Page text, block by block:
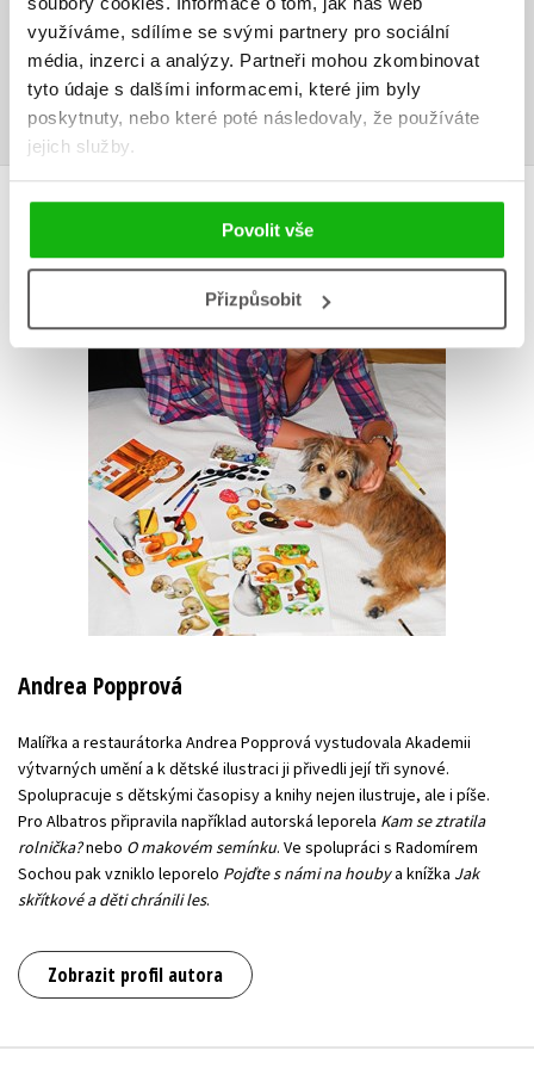
využíváme, sdílíme se svými partnery pro sociální
média, inzerci a analýzy. Partneři mohou zkombinovat
tyto údaje s dalšími informacemi, které jim byly
poskytnuty, nebo které poté následovaly, že používáte
jejich služby.
Povolit vše
Přizpůsobit
Uživatelskou recenzi mohou vkládat pouze registrovaní uživatelé
Přihlásit
AUTOR KNIHY
Andrea Popprová
Malířka a restaurátorka Andrea Popprová vystudovala Akademii
výtvarných umění a k dětské ilustraci ji přivedli její tři synové.
Spolupracuje s dětskými časopisy a knihy nejen ilustruje, ale i píše.
Pro Albatros připravila například autorská leporela Kam se ztratila
rolnička?nebo O makovém semínku. Ve spolupráci s Radomírem
Sochou pak vzniklo leporelo Pojďte s námi na houbya knížka Jak
skřítkové a děti chránili les.
Zobrazit profil autora